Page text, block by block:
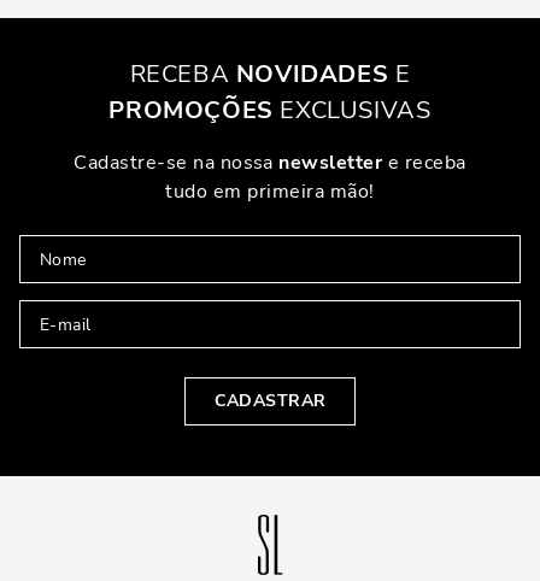
RECEBA NOVIDADES E
PROMOÇÕES EXCLUSIVAS
Cadastre-se na nossa newslettere receba
tudo em primeira mão!
CADASTRAR